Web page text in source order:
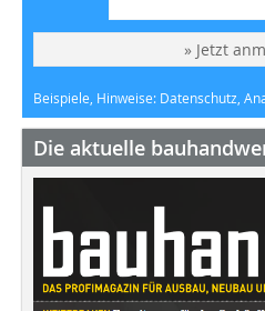
» Jetzt
Beispiele, Hinweise: Datenschutz,
Die aktuelle